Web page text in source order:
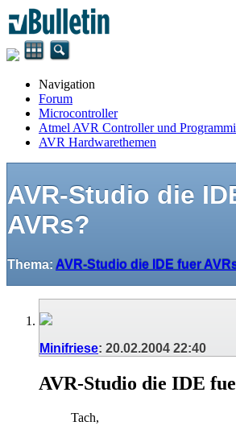
Navigation
Forum
Microcontroller
Atmel AVR Controller und
AVR Hardwarethemen
AVR-Studio die
AVRs?
Thema: AVR-Studio die IDE fuer
Minifriese: 20.02.2004 22:40
AVR-Studio die IDE
Tach,